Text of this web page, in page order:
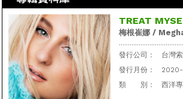
TREAT
梅根崔娜 /
發行公司：
台灣
發行月份：
類 別：
西洋